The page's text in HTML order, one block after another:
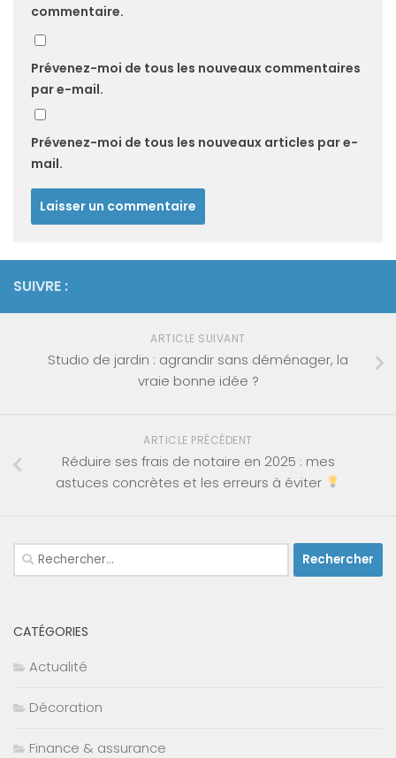
commentaire.
Prévenez-moi de tous les nouveaux commentaires
par e-mail.
Prévenez-moi de tous les nouveaux articles par e-
mail.
SUIVRE :
ARTICLE SUIVANT
Studio de jardin : agrandir sans déménager, la
vraie bonne idée ?
ARTICLE PRÉCÉDENT
Réduire ses frais de notaire en 2025 : mes
astuces concrètes et les erreurs à éviter
Rechercher :
CATÉGORIES
Actualité
Décoration
Finance & assurance